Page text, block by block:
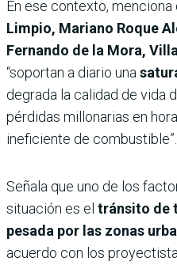
En ese contexto,
Limpio, Mariano Roque
Fernando de la Mora,
“soportan a diario una
degrada la calidad de vida
pérdidas millonarias en
ineficiente de combustible”.
Señala que uno de los
situación es el tránsito de
pesada por las zonas
acuerdo con los